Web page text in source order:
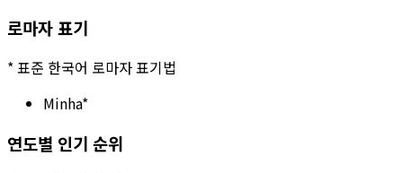
로마자 표기
*표준 한국어 로마자 표기법
Minha*
연도별 인기 순위